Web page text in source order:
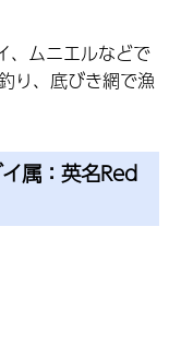
、ムニエルなどで
り、底びき網で漁
属：英名Red